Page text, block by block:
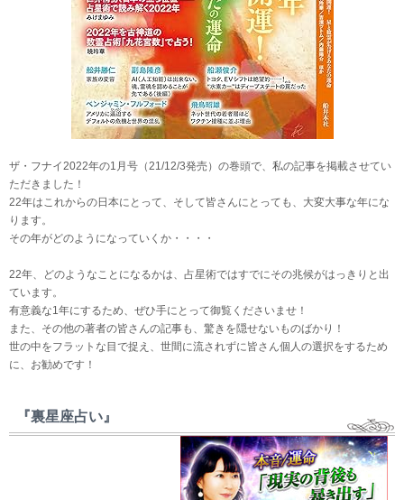
ザ・フナイ2022年の1月号（21/12/3発売）の巻頭で、私の記事を掲載させてい
ただきました！
22年はこれからの日本にとって、そして皆さんにとっても、大変大事な年にな
ります。
その年がどのようになっていくか・・・・
22年、どのようなことになるかは、占星術ではすでにその兆候がはっきりと出
ています。
有意義な1年にするため、ぜひ手にとって御覧くださいませ！
また、その他の著者の皆さんの記事も、驚きを隠せないものばかり！
世の中をフラットな目で捉え、世間に流されずに皆さん個人の選択をするため
に、お勧めです！
『裏星座占い』